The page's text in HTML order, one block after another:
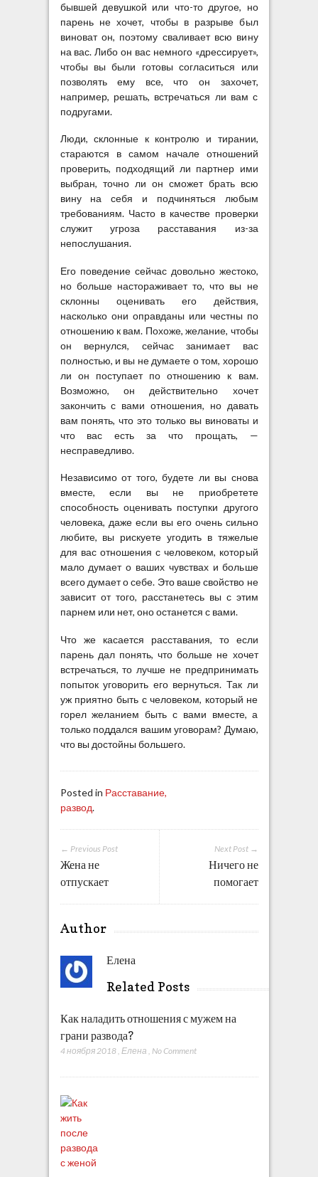
бывшей девушкой или что-то другое, но
парень не хочет, чтобы в разрыве был
виноват он, поэтому сваливает всю вину
на вас. Либо он вас немного «дрессирует»,
чтобы вы были готовы согласиться или
позволять ему все, что он захочет,
например, решать, встречаться ли вам с
подругами.
Люди, склонные к контролю и тирании,
стараются в самом начале отношений
проверить, подходящий ли партнер ими
выбран, точно ли он сможет брать всю
вину на себя и подчиняться любым
требованиям. Часто в качестве проверки
служит угроза расставания из-за
непослушания.
Его поведение сейчас довольно жестоко,
но больше настораживает то, что вы не
склонны оценивать его действия,
насколько они оправданы или честны по
отношению к вам. Похоже, желание, чтобы
он вернулся, сейчас занимает вас
полностью, и вы не думаете о том, хорошо
ли он поступает по отношению к вам.
Возможно, он действительно хочет
закончить с вами отношения, но давать
вам понять, что это только вы виноваты и
что вас есть за что прощать, —
несправедливо.
Независимо от того, будете ли вы снова
вместе, если вы не приобретете
способность оценивать поступки другого
человека, даже если вы его очень сильно
любите, вы рискуете угодить в тяжелые
для вас отношения с человеком, который
мало думает о ваших чувствах и больше
всего думает о себе. Это ваше свойство не
зависит от того, расстанетесь вы с этим
парнем или нет, оно останется с вами.
Что же касается расставания, то если
парень дал понять, что больше не хочет
встречаться, то лучше не предпринимать
попыток уговорить его вернуться. Так ли
уж приятно быть с человеком, который не
горел желанием быть с вами вместе, а
только поддался вашим уговорам? Думаю,
что вы достойны большего.
Posted in Расставание,
развод.
Next Post →
Ничего не
помогает
← Previous Post
Жена не
отпускает
Author
Елена
Related Posts
Как наладить отношения с мужем на
грани развода?
4 ноября 2018 Елена No Comment